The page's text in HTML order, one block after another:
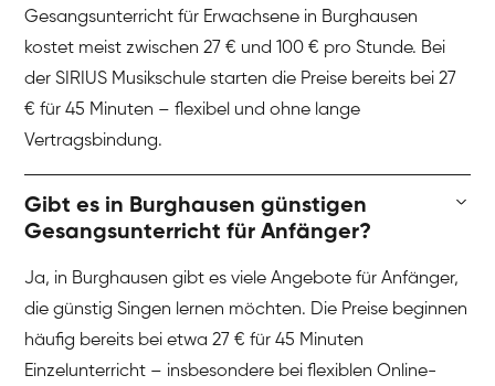
Gesangsunterricht für Erwachsene in Burghausen
kostet meist zwischen 27 € und 100 € pro Stunde. Bei
der SIRIUS Musikschule starten die Preise bereits bei 27
€ für 45 Minuten – flexibel und ohne lange
Vertragsbindung.
Gibt es in Burghausen günstigen
Gesangsunterricht für Anfänger?
Ja, in Burghausen gibt es viele Angebote für Anfänger,
die günstig Singen lernen möchten. Die Preise beginnen
häufig bereits bei etwa 27 € für 45 Minuten
Einzelunterricht – insbesondere bei flexiblen Online-